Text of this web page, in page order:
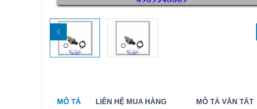
MÔ TẢ LIÊN HỆ MUA HÀNG MÔ TẢ VẮN TẮT